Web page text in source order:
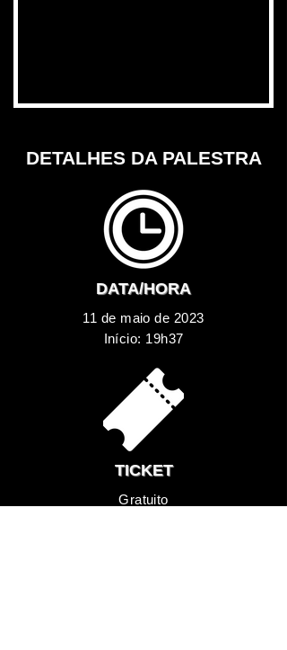
DETALHES DA PALESTRA
DATA/HORA
11 de maio de 2023
Início: 19h37
TICKET
Gratuito